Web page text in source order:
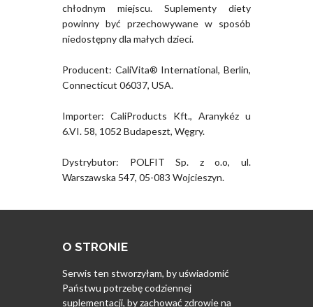
chłodnym miejscu. Suplementy diety
powinny być przechowywane w sposób
niedostępny dla małych dzieci.
Producent: CaliVita® International, Berlin,
Connecticut 06037, USA.
Importer: CaliProducts Kft., Aranykéz u
6.VI. 58, 1052 Budapeszt, Węgry.
Dystrybutor: POLFIT Sp. z o.o, ul.
Warszawska 547, 05-083 Wojcieszyn.
O STRONIE
Serwis ten stworzyłam, by uświadomić
Państwu potrzebę codziennej
suplementacji, by zachować zdrowie na